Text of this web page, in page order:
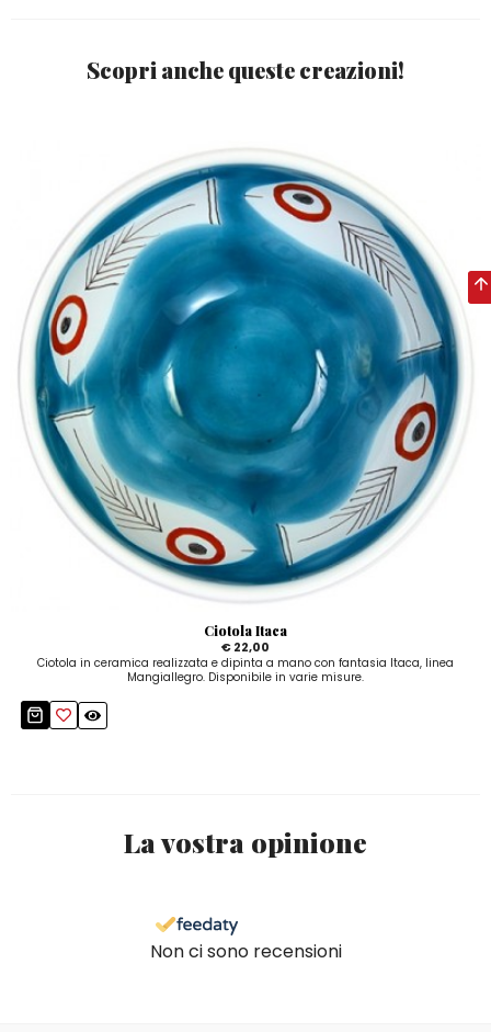
Scopri anche queste creazioni!
Ciotola Itaca
€ 22,00
Ciotola in ceramica realizzata e dipinta a mano con fantasia Itaca, linea
Mangiallegro. Disponibile in varie misure.
La vostra opinione
Non ci sono recensioni